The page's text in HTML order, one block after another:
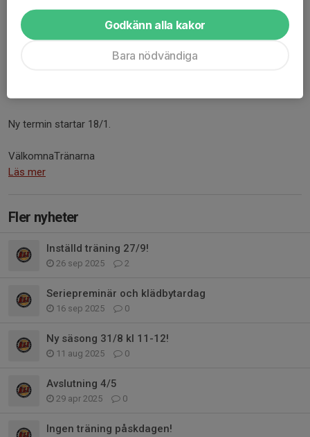
Julavslutning 14/12!
0 kommentarer
Ny termin startar 18/1.
VälkomnaTränarna
Läs mer
Fler nyheter
Inställd träning 27/9!
26 sep 2025 2
Seriepreminär och klädbytardag
16 sep 2025 0
Ny säsong 31/8 kl 11-12!
11 aug 2025 0
Avslutning 4/5
29 apr 2025 0
Ingen träning påskdagen!
Godkänn alla kakor
Bara nödvändiga